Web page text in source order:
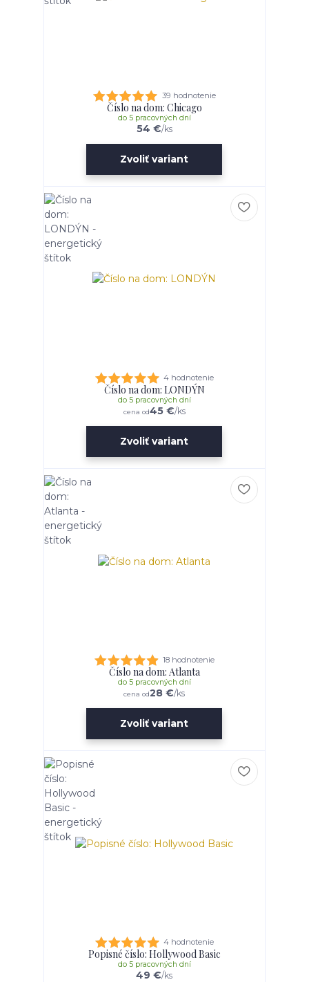
39 hodnotenie
Číslo na dom: Chicago
54 €/ks
do 5 pracovných dní
Zvoliť variant
4 hodnotenie
Číslo na dom: LONDÝN
cena od45 €/ks
do 5 pracovných dní
Zvoliť variant
18 hodnotenie
Číslo na dom: Atlanta
cena od28 €/ks
do 5 pracovných dní
Zvoliť variant
4 hodnotenie
Popisné číslo: Hollywood Basic
49 €/ks
do 5 pracovných dní